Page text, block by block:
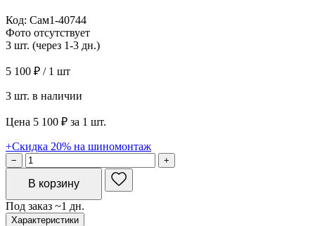
Код: Сам1-40744
Фото отсутствует
3 шт. (через 1-3 дн.)
5 100 ₽ / 1 шт
3 шт. в наличии
Цена 5 100 ₽ за 1 шт.
+Скидка 20% на шиномонтаж
− +
В корзину
Под заказ ~1 дн.
Характеристики